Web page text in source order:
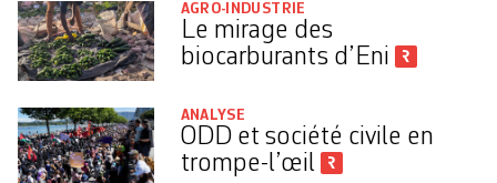
AGRO-INDUSTRIE
Le mirage des
biocarburants d’Eni
ANALYSE
ODD et société civile en
trompe-l’œil